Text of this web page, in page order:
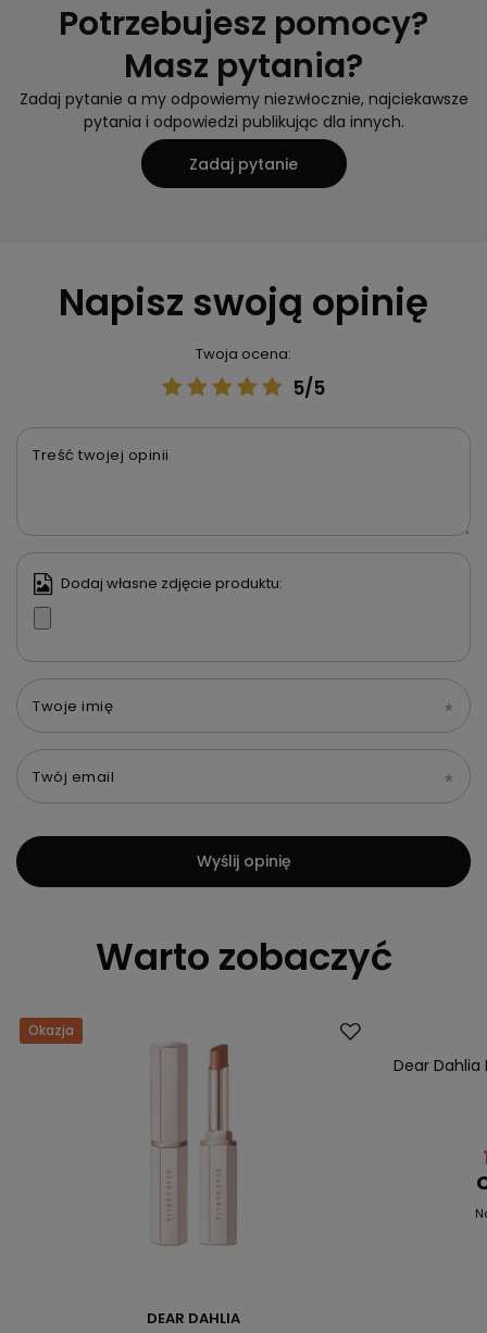
Potrzebujesz pomocy?
Masz pytania?
Zadaj pytanie a my odpowiemy niezwłocznie, najciekawsze
pytania i odpowiedzi publikując dla innych.
Zadaj pytanie
Napisz swoją opinię
Twoja ocena:
5/5
Treść twojej opinii
Dodaj własne zdjęcie produktu:
Twoje imię
Twój email
Wyślij opinię
Warto zobaczyć
Okazja
DEAR DAHLIA
Dear